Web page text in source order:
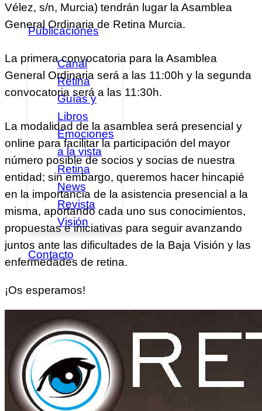
Publicaciones
Canal
Retina
Guías y
Libros
Emociones
a la vista
Retina
News
Revista
Visión
Contacto
Vélez, s/n, Murcia) tendrán lugar la Asamblea
General Ordinaria de Retina Murcia.
La primera convocatoria para la Asamblea
General Ordinaria será a las 11:00h y la segunda
convocatoria será a las 11:30h.
La modalidad de la asamblea será presencial y
online para facilitar la participación del mayor
número posible de socios y socias de nuestra
entidad; sin embargo, queremos hacer hincapié
en la importancia de la asistencia presencial a la
misma, aportando cada uno sus conocimientos,
propuestas e iniciativas para seguir avanzando
juntos ante las dificultades de la Baja Visión y las
enfermedades de retina.
¡Os esperamos!